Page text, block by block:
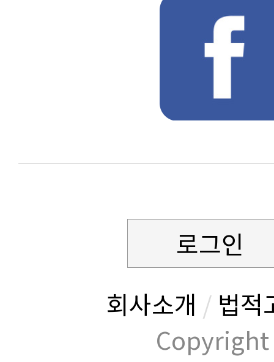
로그인
회사소개 / 법적
Copyright